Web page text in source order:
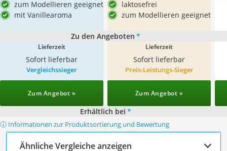
zum Modellieren geeignet
mit Vanillearoma
laktosefrei
zum Modellieren geeignet
Zu den Angeboten *
Lieferzeit
Sofort lieferbar
Lieferzeit
Sofort lieferbar
Vergleichssieger
Zum Angebot »
Preis-Leistungs-Sieger
Zum Angebot »
Erhältlich bei *
ⓘ Informationen zur Produktsortierung und Bewertung
Ähnliche Vergleiche anzeigen